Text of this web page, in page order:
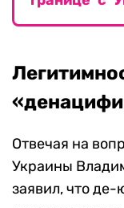
Отвечая на
Украины
заявил, что де-